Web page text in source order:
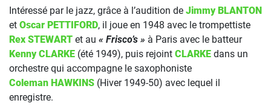
Intéressé par le jazz, grâce à l’audition de Jimmy BLANTON
et Oscar PETTIFORD, il joue en 1948 avec le trompettiste
Rex STEWART et au « Frisco’s » à Paris avec le batteur
Kenny CLARKE (été 1949), puis rejoint CLARKE dans un
orchestre qui accompagne le saxophoniste
Coleman HAWKINS (Hiver 1949-50) avec lequel il
enregistre.